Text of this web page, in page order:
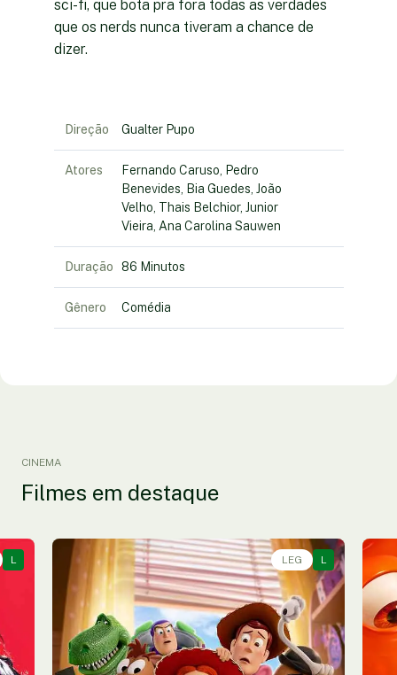
sci-fi, que bota pra fora todas as verdades
que os nerds nunca tiveram a chance de
dizer.
Direção Gualter Pupo
Atores
Fernando Caruso, Pedro
Benevides, Bia Guedes, João
Velho, Thais Belchior, Junior
Vieira, Ana Carolina Sauwen
Duração 86 Minutos
Gênero Comédia
CINEMA
Filmes em destaque
L LEG L
Animação, Aventura, Comédia • • 1h40